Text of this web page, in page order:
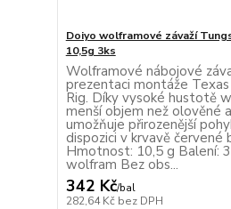
Doiyo wolframové závaží
10,5g 3ks
Wolframové nábojové
prezentaci montáže Texas
Rig. Díky vysoké hustotě
menší objem než olověné
umožňuje přirozenější
dispozici v krvavě červené
Hmotnost: 10,5 g Balení:
wolfram Bez obs...
342 Kč/bal
282,64 Kč bez DPH